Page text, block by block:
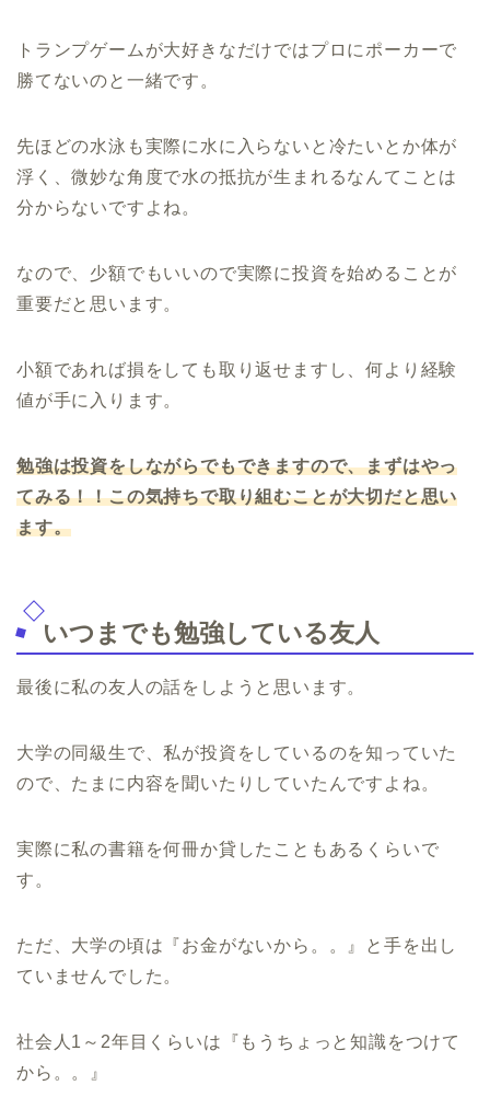
トランプゲームが大好きなだけではプロにポーカーで
勝てないのと一緒です。
先ほどの水泳も実際に水に入らないと冷たいとか体が
浮く、微妙な角度で水の抵抗が生まれるなんてことは
分からないですよね。
なので、少額でもいいので実際に投資を始めることが
重要だと思います。
小額であれば損をしても取り返せますし、何より経験
値が手に入ります。
勉強は投資をしながらでもできますので、まずはやっ
てみる！！この気持ちで取り組むことが大切だと思い
ます。
いつまでも勉強している友人
最後に私の友人の話をしようと思います。
大学の同級生で、私が投資をしているのを知っていた
ので、たまに内容を聞いたりしていたんですよね。
実際に私の書籍を何冊か貸したこともあるくらいで
す。
ただ、大学の頃は『お金がないから。。』と手を出し
ていませんでした。
社会人1～2年目くらいは『もうちょっと知識をつけて
から。。』